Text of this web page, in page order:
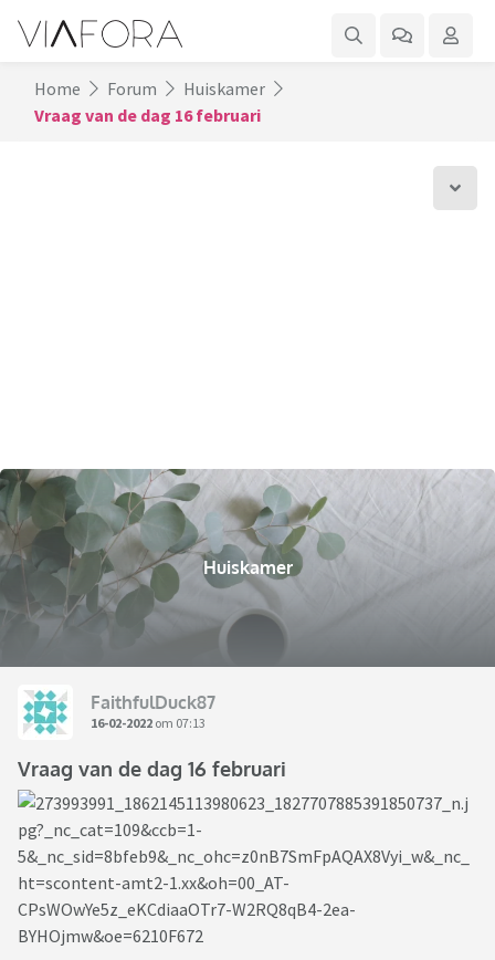
Home Forum
Huiskamer
Vraag van de dag 16 februari
Huiskamer
FaithfulDuck87
16-02-2022 om 07:13
Vraag van de dag 16 februari